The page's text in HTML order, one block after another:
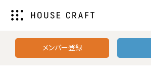
メンバー登録